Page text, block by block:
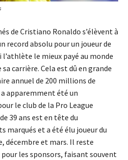
de Cristiano Ronaldo s’élèvent à
record absolu pour un joueur de
le mieux payé au monde
carrière. Cela est dû en grande
annuel de 200 millions de
apparemment été un
le club de la Pro League
39 ans est en tête du
marqués et a été élu joueur du
décembre et mars. Il reste
les sponsors, faisant souvent